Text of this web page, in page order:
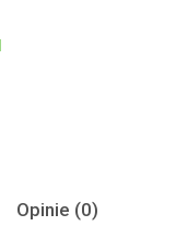
Opinie (0)